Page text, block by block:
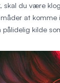
skal du være
at komme
kilde